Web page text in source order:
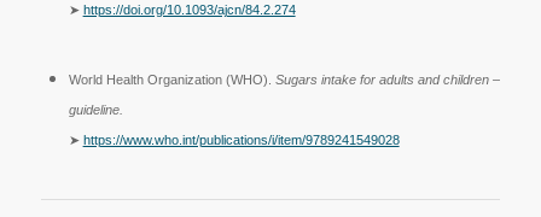
➤ https://doi.org/10.1093/ajcn/84.2.274
World Health Organization (WHO). Sugars intake for adults and children –
guideline.
➤ https://www.who.int/publications/i/item/9789241549028